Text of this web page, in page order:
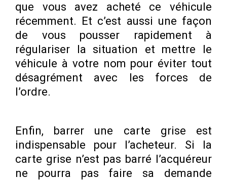
que vous avez acheté ce véhicule
récemment. Et c’est aussi une façon
de vous pousser rapidement à
régulariser la situation et mettre le
véhicule à votre nom pour éviter tout
désagrément avec les forces de
l’ordre.
Enfin, barrer une carte grise est
indispensable pour l’acheteur. Si la
carte grise n’est pas barré l’acquéreur
ne pourra pas faire sa demande